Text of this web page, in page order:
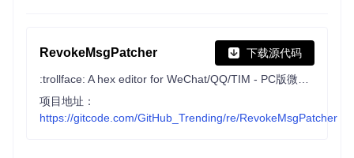
RevokeMsgPatcher 下载源代码
项目地址：
https://gitcode.com/GitHub_Trending/re/RevokeMsgPatcher